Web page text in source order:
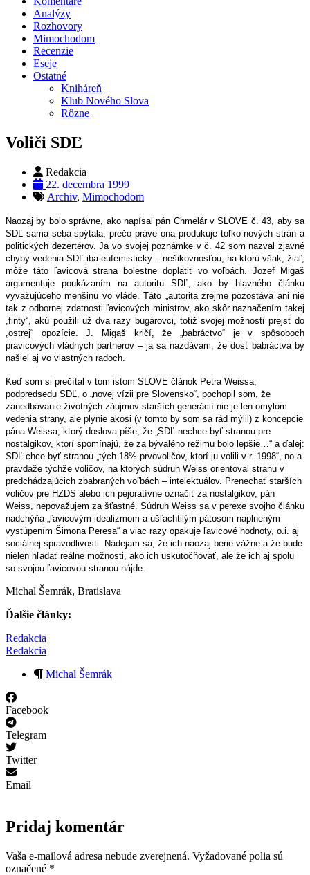
Analýzy
Rozhovory
Mimochodom
Recenzie
Eseje
Ostatné
Kniháreň
Klub Nového Slova
Rôzne
Voliči SDĽ
Redakcia
22. decembra 1999
Archiv, Mimochodom
Naozaj by bolo správne, ako napísal pán Chmelár v SLOVE č. 43, aby sa
SDĽ sama seba spýtala, prečo práve ona produkuje toľko nových strán a
politických dezertérov. Ja vo svojej poznámke v č. 42 som nazval zjavné
chyby vedenia SDĽ iba eufemisticky – nešikovnosťou, na ktorú však, žiaľ,
môže táto ľavicová strana bolestne doplatiť vo voľbách. Jozef Migaš
argumentuje poukázaním na autoritu SDĽ, ako by hlavného článku
vyvažujúceho menšinu vo vláde. Táto „autorita zrejme pozostáva ani nie
tak z odbornej zdatnosti ľavicových ministrov, ako skôr naznačením takej
„finty“, akú použili už dva razy bugárovci, totiž svojej možnosti prejsť do
„ostrej“ opozície. J. Migaš kričí, že „babráctvo“ je v spôsoboch
pravicových vládnych partnerov – ja sa nazdávam, že dosť babráctva by
našiel aj vo vlastných radoch.
Keď som si prečítal v tom istom SLOVE článok Petra Weissa,
podpredsedu SDĽ, o „novej vízii pre Slovensko“, pochopil som, že
zanedbávanie životných záujmov starších generácií nie je len omylom
vedenia strany, ale plynie akosi (v tomto by som sa rád mýlil) z koncepcie
pána Weissa, ktorý doslova píše, že „SDĽ nechce byť stranou pre
nostalgikov, ktorí spomínajú, že za bývalého režimu bolo lepšie…“ a ďalej:
SDĽ chce byť stranou „tých 18% prvovoličov, ktorí ju volili v r. 1998“, no a
pravdaže týchže voličov, na ktorých súdruh Weiss orientoval stranu v
predchádzajúcich zbabraných voľbách – intelektuálov. Prenechať starších
voličov pre HZDS alebo ich pejoratívne označiť za nostalgikov, pán
Weiss, nepovažujem za šťastné. Súdruh Weiss sa v perexe svojho článku
nadchýňa „ľavicovým idealizmom a ušľachtilým pátosom naplneným
vystúpením Šimona Peresa“ a viac razy opakuje ľavicové hodnoty, o.i. aj
sociálnej spravodlivosti. Nádejam sa, že ich naozaj berie vážne a že bude
nielen hľadať reálne možnosti, ako ich uskutočňovať, ale že ich aj spolu
so svojou ľavicovou stranou nájde.
Michal Šemrák, Bratislava
Ďalšie články:
Redakcia
Redakcia
Michal Šemrák
Facebook
Telegram
Twitter
Email
Pridaj komentár
Vaša e-mailová adresa nebude zverejnená. Vyžadované polia sú
označené *